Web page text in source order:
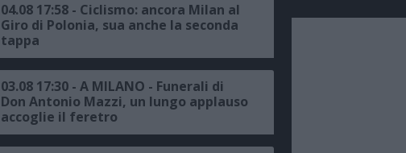
04.08 17:58 - Ciclismo: ancora Milan al
Giro di Polonia, sua anche la seconda
tappa
03.08 17:30 - A MILANO - Funerali di
Don Antonio Mazzi, un lungo applauso
accoglie il feretro